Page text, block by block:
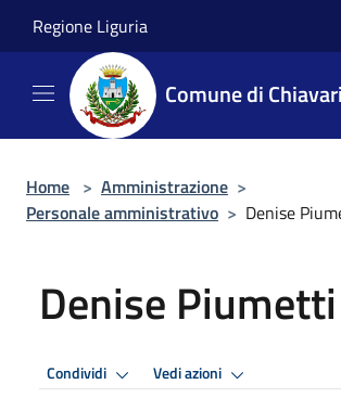
Regione Liguria
Comune di Chiavari
Home > Amministrazione >
Personale amministrativo > Denise
Denise Piumetti
Condividi Vedi azioni